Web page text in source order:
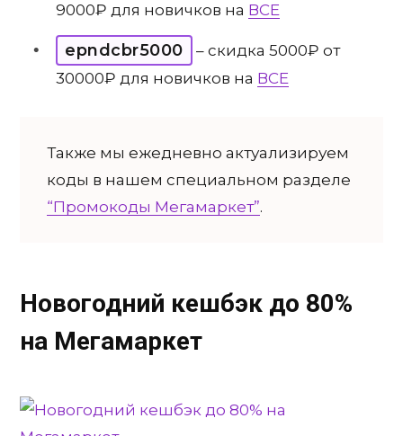
9000₽ для новичков на ВСЕ
epndcbr5000
– скидка 5000₽ от
30000₽ для новичков на ВСЕ
Также мы ежедневно актуализируем
коды в нашем специальном разделе
“Промокоды Мегамаркет”.
Новогодний кешбэк до 80%
на Мегамаркет